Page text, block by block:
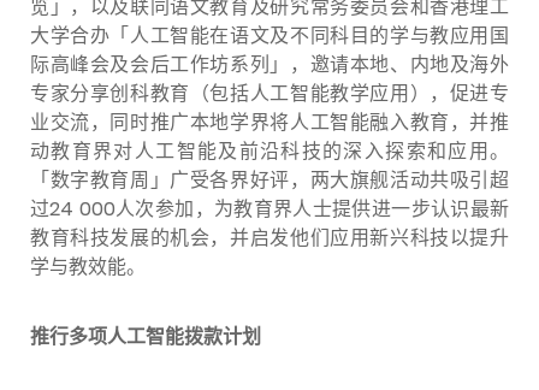
览」，以及联同语文教育及研究常务委员会和香港理工
大学合办「人工智能在语文及不同科目的学与教应用国
际高峰会及会后工作坊系列」，邀请本地、内地及海外
专家分享创科教育（包括人工智能教学应用），促进专
业交流，同时推广本地学界将人工智能融入教育，并推
动教育界对人工智能及前沿科技的深入探索和应用。
「数字教育周」广受各界好评，两大旗舰活动共吸引超
过24 000人次参加，为教育界人士提供进一步认识最新
教育科技发展的机会，并启发他们应用新兴科技以提升
学与教效能。
推行多项人工智能拨款计划